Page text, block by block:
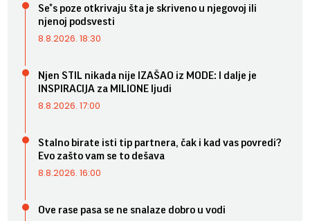
Se*s poze otkrivaju šta je skriveno u njegovoj ili
njenoj podsvesti
8.8.2026. 18:30
Njen STIL nikada nije IZAŠAO iz MODE: I dalje je
INSPIRACIJA za MILIONE ljudi
8.8.2026. 17:00
Stalno birate isti tip partnera, čak i kad vas povredi?
Evo zašto vam se to dešava
8.8.2026. 16:00
Ove rase pasa se ne snalaze dobro u vodi